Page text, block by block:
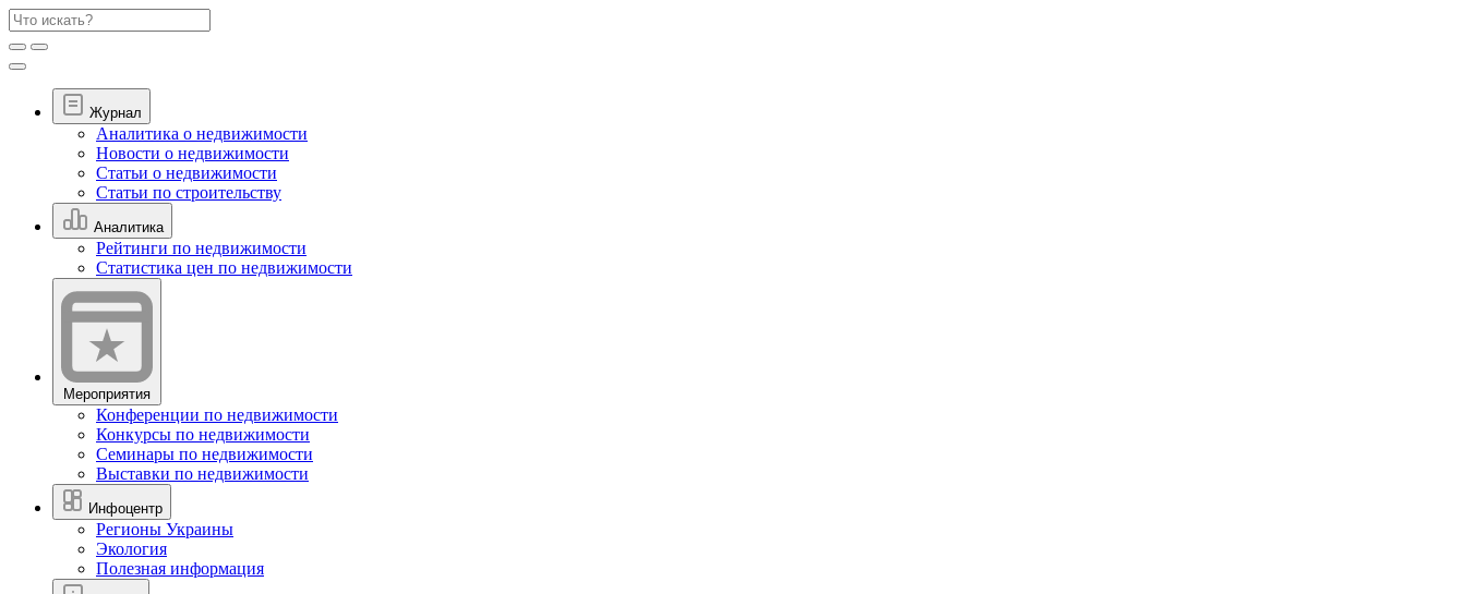
Журнал
Аналитика о недвижимости
Новости о недвижимости
Статьи о недвижимости
Статьи по строительству
Аналитика
Рейтинги по недвижимости
Статистика цен по недвижимости
Мероприятия
Конференции по недвижимости
Конкурсы по недвижимости
Семинары по недвижимости
Выставки по недвижимости
Инфоцентр
Регионы Украины
Экология
Полезная информация